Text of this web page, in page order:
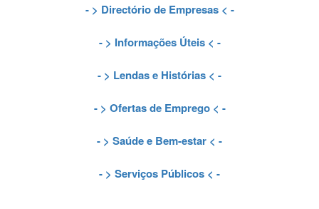
- > Directório de Empresas< -
- > Informações Úteis< -
- > Lendas e Histórias < -
- > Ofertas de Emprego< -
- > Saúde e Bem-estar < -
- > Serviços Públicos < -